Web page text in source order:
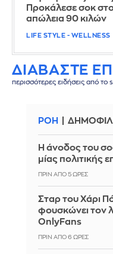
Προκάλεσε σοκ
απώλεια 90 κιλών
LIFE STYLE - WELLNESS
ΔΙΑΒΑΣΤΕ
περισσότερες ειδήσεις από το
ΡΟΗ
Η άνοδος του
μίας πολιτικής
ΠΡΙΝ ΑΠΌ 5 ΏΡΕΣ
Σταρ του Χάρι
φουσκώνει τον
OnlyFans
ΠΡΙΝ ΑΠΌ 6 ΏΡΕΣ